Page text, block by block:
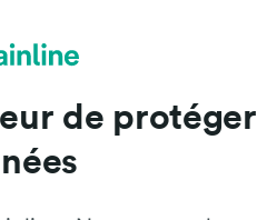
Attractions
de